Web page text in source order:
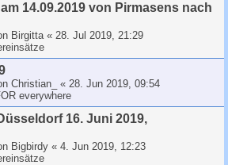
14.09.2019 von Pirmasens nach
Birgitta« 28. Jul 2019, 21:29
Christian_ « 28. Jun 2019, 09:54
everywhere
16. Juni 2019,
Bigbirdy « 4. Jun 2019, 12:23